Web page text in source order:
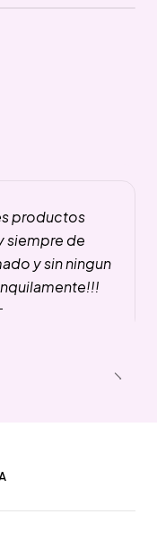
productos
siempre de
y sin ningun